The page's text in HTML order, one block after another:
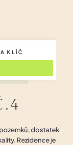
KLÍČ
4
dostatek
Rezidence je